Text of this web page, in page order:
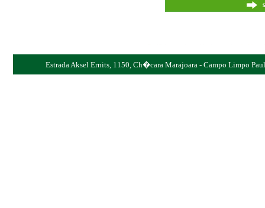
Estrada Aksel Ernits, 1150, Ch�cara Marajoara - Campo Limpo